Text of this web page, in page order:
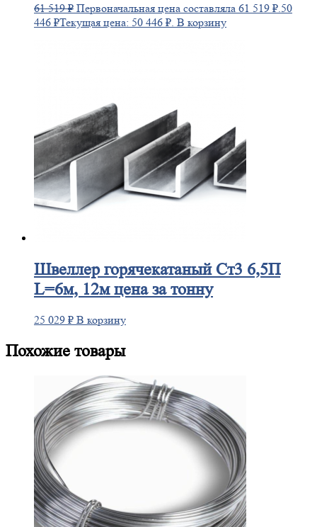
61 519₽ Первоначальная цена составляла 61 519 ₽. 50
446 ₽Текущая цена: 50 446 ₽. В корзину
Швеллергорячекатаный Ст3 6,5П
L=6м, 12м цена за тонну
25 029 ₽ В корзину
Похожие товары